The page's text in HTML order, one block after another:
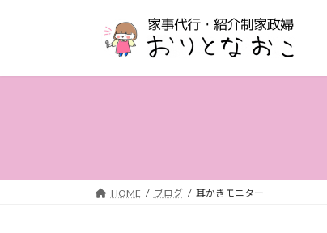
プ
動
HOME ブログ 耳かきモニター